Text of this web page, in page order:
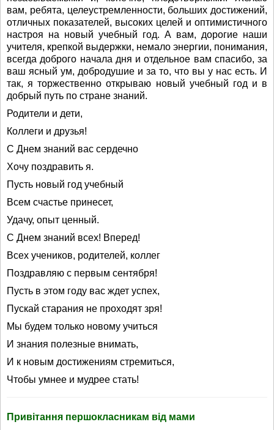
вам, ребята, целеустремленности, больших достижений,
отличных показателей, высоких целей и оптимистичного
настроя на новый учебный год. А вам, дорогие наши
учителя, крепкой выдержки, немало энергии, понимания,
всегда доброго начала дня и отдельное вам спасибо, за
ваш ясный ум, добродушие и за то, что вы у нас есть. И
так, я торжественно открываю новый учебный год и в
добрый путь по стране знаний.
Родители и дети,
Коллеги и друзья!
С Днем знаний вас сердечно
Хочу поздравить я.
Пусть новый год учебный
Всем счастье принесет,
Удачу, опыт ценный.
С Днем знаний всех! Вперед!
Всех учеников, родителей, коллег
Поздравляю с первым сентября!
Пусть в этом году вас ждет успех,
Пускай старания не проходят зря!
Мы будем только новому учиться
И знания полезные внимать,
И к новым достижениям стремиться,
Чтобы умнее и мудрее стать!
Привітання першокласникам від мами